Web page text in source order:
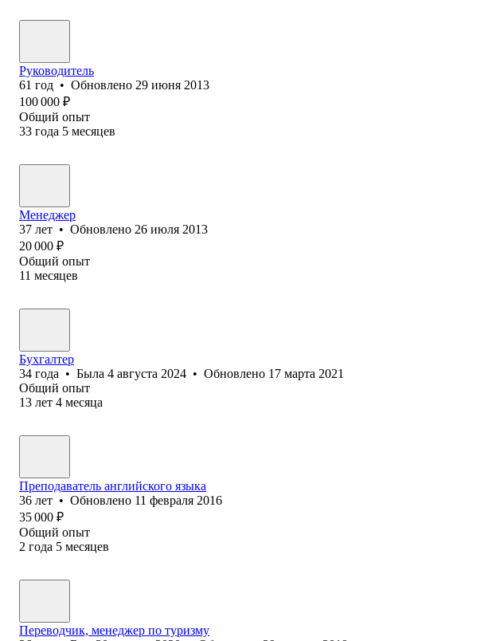
Руководитель
61 год • Обновлено 29 июня 2013
100 000 ₽
Общий опыт
33 года 5 месяцев
Менеджер
37 лет • Обновлено 26 июля 2013
20 000 ₽
Общий опыт
11 месяцев
Бухгалтер
34 года • Была 4 августа 2024 • Обновлено 17 марта 2021
Общий опыт
13 лет 4 месяца
Преподаватель английского языка
36 лет • Обновлено 11 февраля 2016
35 000 ₽
Общий опыт
2 года 5 месяцев
Переводчик, менеджер по туризму